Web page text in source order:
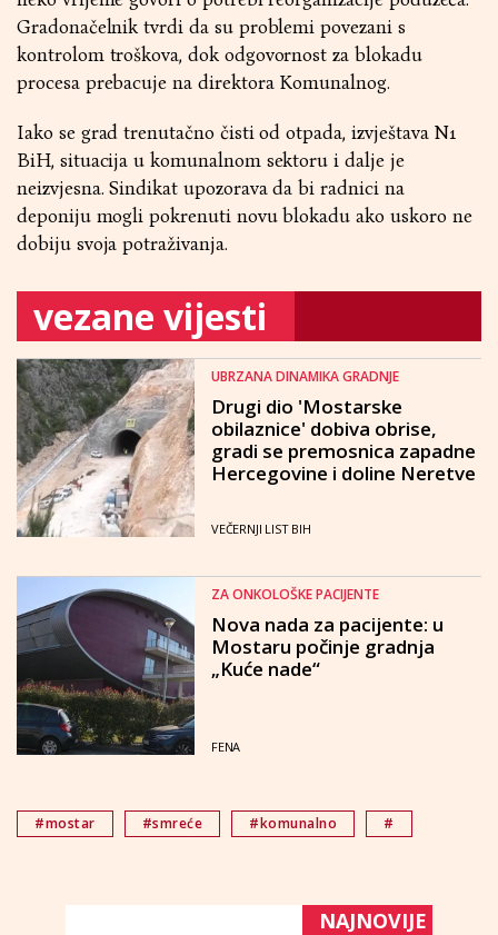
Gradonačelnik tvrdi da su problemi povezani s
kontrolom troškova, dok odgovornost za blokadu
procesa prebacuje na direktora Komunalnog.
Iako se grad trenutačno čisti od otpada, izvještava N1
BiH, situacija u komunalnom sektoru i dalje je
neizvjesna. Sindikat upozorava da bi radnici na
deponiju mogli pokrenuti novu blokadu ako uskoro ne
dobiju svoja potraživanja.
vezane vijesti
UBRZANA DINAMIKA GRADNJE
Drugi dio 'Mostarske
obilaznice' dobiva obrise,
gradi se premosnica zapadne
Hercegovine i doline Neretve
VEČERNJI LIST BIH
ZA ONKOLOŠKE PACIJENTE
Nova nada za pacijente: u
Mostaru počinje gradnja
„Kuće nade“
FENA
#mostar #smreće #komunalno #
NAJNOVIJE